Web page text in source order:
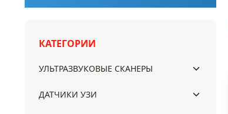
КАТЕГОРИИ
УЛЬТРАЗВУКОВЫЕ СКАНЕРЫ
ДАТЧИКИ УЗИ